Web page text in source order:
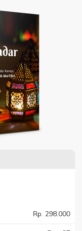
Rp. 298.000